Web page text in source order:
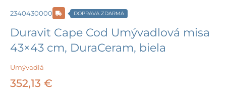
2340430000 DOPRAVA ZDARMA
Duravit Cape Cod Umývadlová misa
43×43 cm, DuraCeram, biela
Umývadlá
352,13 €